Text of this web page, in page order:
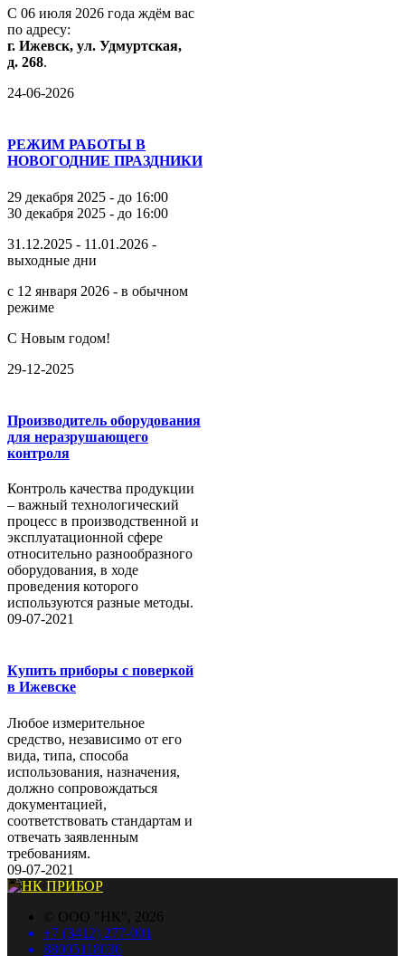
С 06 июля 2026 года ждём вас
по адресу:
г. Ижевск, ул. Удмуртская,
д. 268.
24-06-2026
РЕЖИМ РАБОТЫ В
НОВОГОДНИЕ ПРАЗДНИКИ
29 декабря 2025 - до 16:00
30 декабря 2025 - до 16:00
31.12.2025 - 11.01.2026 -
выходные дни
с 12 января 2026 - в обычном
режиме
С Новым годом!
29-12-2025
Производитель оборудования
для неразрушающего
контроля
Контроль качества продукции
– важный технологический
процесс в производственной и
эксплуатационной сфере
относительно разнообразного
оборудования, в ходе
проведения которого
используются разные методы.
09-07-2021
Купить приборы с поверкой
в Ижевске
Любое измерительное
средство, независимо от его
вида, типа, способа
использования, назначения,
должно сопровождаться
документацией,
соответствовать стандартам и
отвечать заявленным
требованиям.
09-07-2021
© ООО "НК", 2026
+7 (3412) 277-001
88005118036